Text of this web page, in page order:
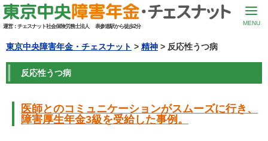
運営： チェスナット社会保険労務士法人 表参道駅から徒歩2分
MENU
東京中央障害年金・チェスナット > 精神 > 反応性うつ病
反応性うつ病
医師とのコミュニケーションがスムーズに行き、
障害厚生年金3級を受給した事例。